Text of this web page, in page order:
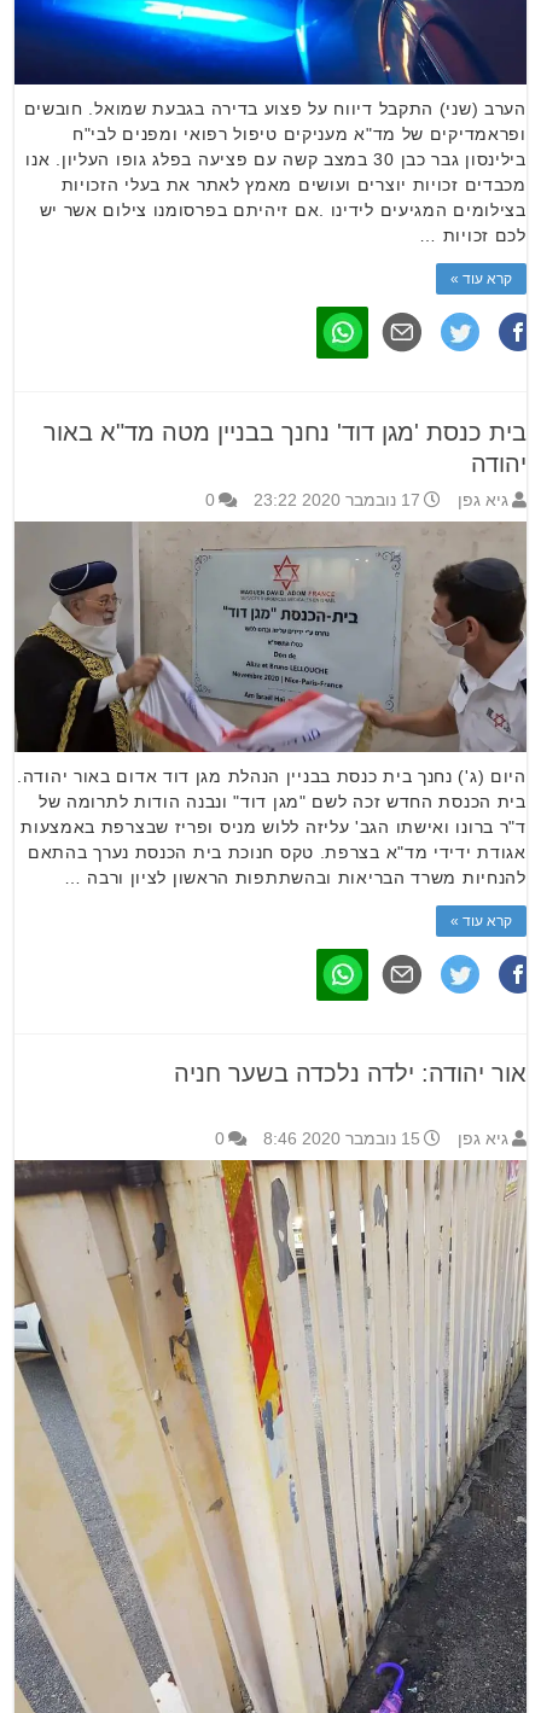
הערב (שני) התקבל דיווח על פצוע בדירה בגבעת שמואל. חובשים
ופראמדיקים של מד"א מעניקים טיפול רפואי ומפנים לבי"ח
בילינסון גבר כבן 30 במצב קשה עם פציעה בפלג גופו העליון. אנו
מכבדים זכויות יוצרים ועושים מאמץ לאתר את בעלי הזכויות
בצילומים המגיעים לידינו .אם זיהיתם בפרסומנו צילום אשר יש
לכם זכויות …
קרא עוד »
בית כנסת 'מגן דוד' נחנך בבניין מטה מד"א באור
יהודה
גיא גפן 17 נובמבר 2020 23:22 0
היום (ג') נחנך בית כנסת בבניין הנהלת מגן דוד אדום באור יהודה.
בית הכנסת החדש זכה לשם "מגן דוד" ונבנה הודות לתרומה של
ד"ר ברונו ואישתו הגב' עליזה ללוש מניס ופריז שבצרפת באמצעות
אגודת ידידי מד"א בצרפת. טקס חנוכת בית הכנסת נערך בהתאם
להנחיות משרד הבריאות ובהשתתפות הראשון לציון ורבה …
קרא עוד »
אור יהודה: ילדה נלכדה בשער חניה
גיא גפן 15 נובמבר 2020 8:46 0